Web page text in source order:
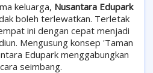
keluarga, Nusantara Edupark
boleh terlewatkan. Terletak
ini dengan cepat menjadi
Mengusung konsep 'Taman
Edupark menggabungkan
seimbang.